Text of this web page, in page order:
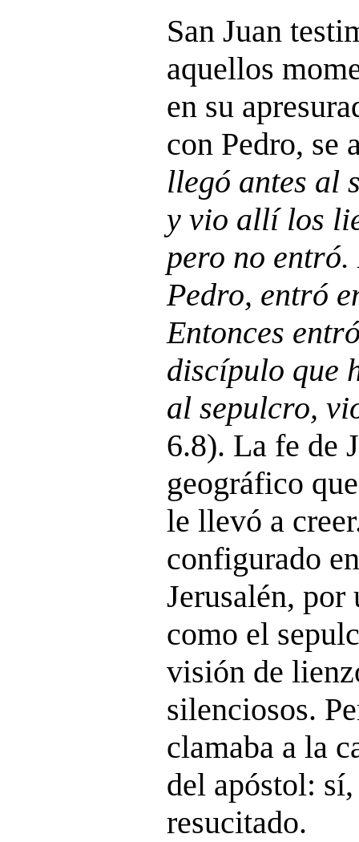
San Juan
aquellos
en su
con Pedro, se
llegó antes al
y vio allí los
pero no
Pedro, entró
Entonces
discípulo que
al sepulcro,
6.8). La fe de
geográfico
le llevó a
configurado
Jerusalén, por
como el
visión de
silenciosos.
clamaba a la
del apóstol:
resucitado.